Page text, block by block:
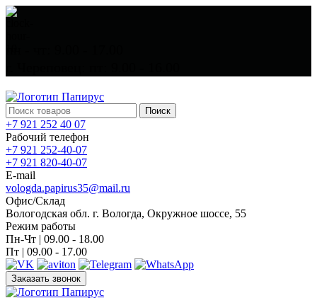
Поиск
+7 921 252 40 07
Рабочий телефон
+7 921 252-40-07
+7 921 820-40-07
E-mail
vologda.papirus35@mail.ru
Офис/Склад
Вологодская обл. г. Вологда, Окружное шоссе, 55
Режим работы
Пн-Чт | 09.00 - 18.00
Пт | 09.00 - 17.00
Заказать звонок